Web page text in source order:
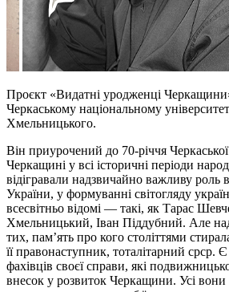
Проєкт «Видатні уродженці
Черкаському національному
Хмельницького.
Він приурочений до 70-річчя
Черкащині у всі історичні періоди
відігравали надзвичайно важливу роль в
України, у формуванні світогляду
всесвітньо відомі — такі, як Тарас
Хмельницький, Іван Піддубний. Але
тих, пам’ять про кого століттями
її правонаступник, тоталітарний срср.
фахівців своєї справи, які
внесок у розвиток Черкащини. Усі вони